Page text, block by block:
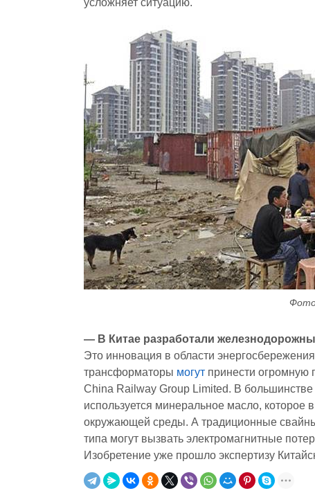
— В Китае разработали
Это инновация в области
трансформаторы могут принести огромную
China Railway Group Limited. В
используется минеральное масло, которое
окружающей среды. А традиционные
типа могут вызвать электромагнитные
Изобретение уже прошло экспертизу